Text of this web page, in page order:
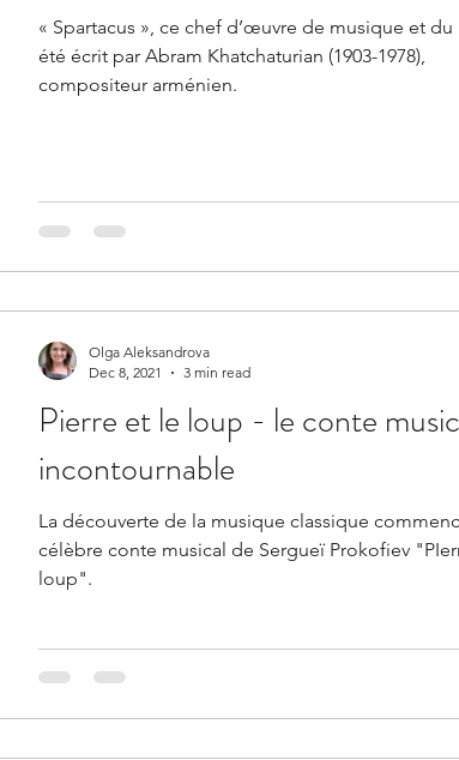
« Spartacus », ce chef d’œuvre de musique et du
été écrit par Abram Khatchaturian (1903-1978),
compositeur arménien.
Pierre et le loup - le conte
incontournable
La découverte de la musique classique
célèbre conte musical de Sergueï Prokofiev
loup".
Olga Aleksandrova
Dec 8, 2021
3 min read